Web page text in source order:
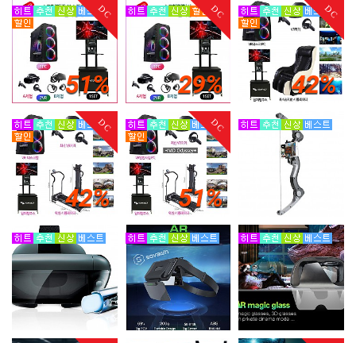
DC
51%
DC
29%
DC
42%
DC
42%
DC
51%